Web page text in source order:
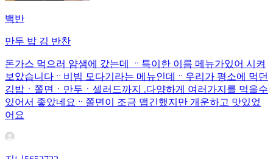
백반
만두 밥 김 반찬
돈가스 먹으러 얌샘에 갔는데 ᆢ특이한 이름 메뉴가있어 시켜
보았습니다ᆢ비빔 모다기라는 메뉴인데ᆢ우리가 평소에 먹던
김밥ㆍ쫄면ㆍ만두ㆍ셀러드까지 .다양하게 여러가지를 먹을수
있어서 좋았네요ᆢ쫄면이 조금 맵긴했지만 개운하고 맛있었
어요